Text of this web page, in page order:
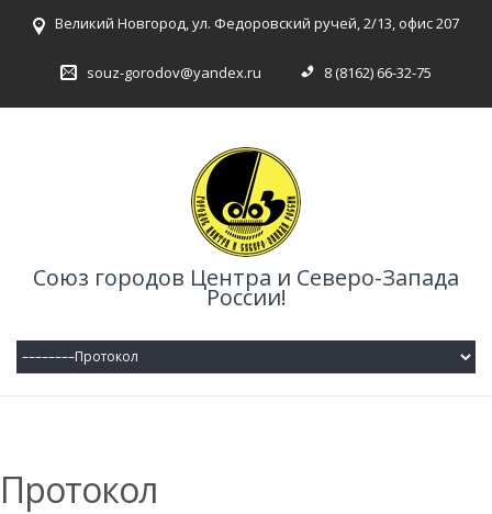
Великий Новгород, ул. Федоровский ручей, 2/13, офис 207
souz-gorodov@yandex.ru 8 (8162) 66-32-75
Союз городов Центра и Северо-Запада
России!
Протокол